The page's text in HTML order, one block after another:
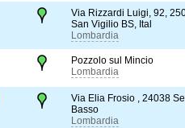
Via Rizzardi Luigi, 92,
San Vigilio BS, Ital
Lombardia
Pozzolo sul Mincio
Lombardia
Via Elia Frosio , 24038
Basso
Lombardia